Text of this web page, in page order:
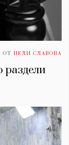
ОТ НЕЛИ СЛАВОВА
раздели